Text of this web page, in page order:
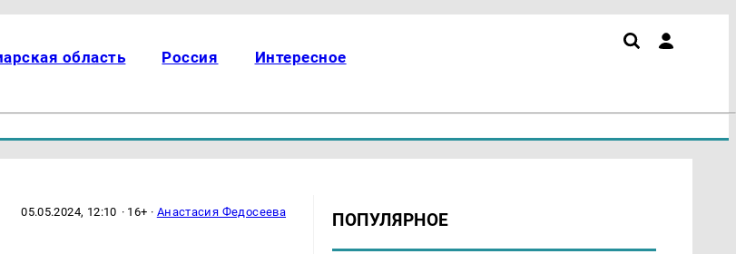
область Россия Интересное
05.05.2024, 12:10 · 16+ · Анастасия Федосеева ПОПУЛЯРНОЕ